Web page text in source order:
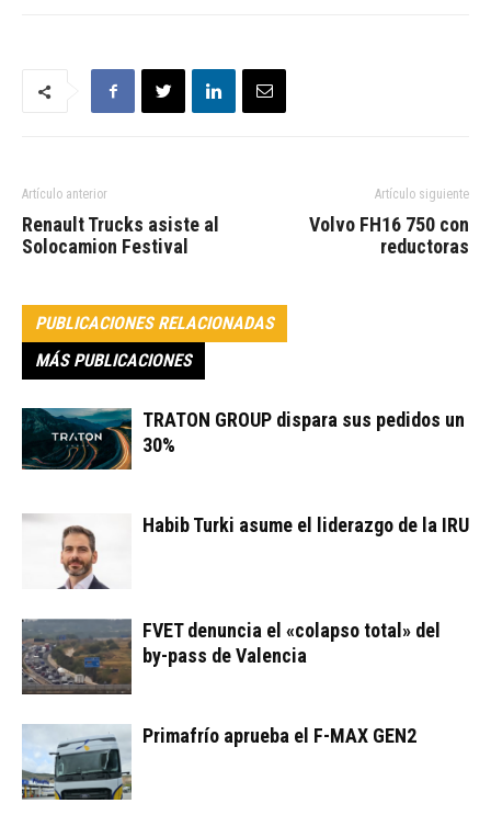
Artículo anterior
Renault Trucks asiste al
Solocamion Festival
Artículo siguiente
Volvo FH16 750 con
reductoras
PUBLICACIONES RELACIONADAS
MÁS PUBLICACIONES
TRATON GROUP dispara sus pedidos un
30%
Habib Turki asume el liderazgo de la IRU
FVET denuncia el «colapso total» del
by-pass de Valencia
Primafrío aprueba el F-MAX GEN2